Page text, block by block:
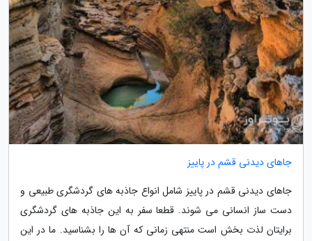
جاهای دیدنی قشم در پاییز
جاهای دیدنی قشم در پاییز شامل انواع جاذبه های گردشگری طبیعی و
دست ساز انسانی می شوند. قطعا سفر به این جاذبه های گردشگری
برایتان لذت بخش است منتهی زمانی که آن ها را بشناسید. ما در این